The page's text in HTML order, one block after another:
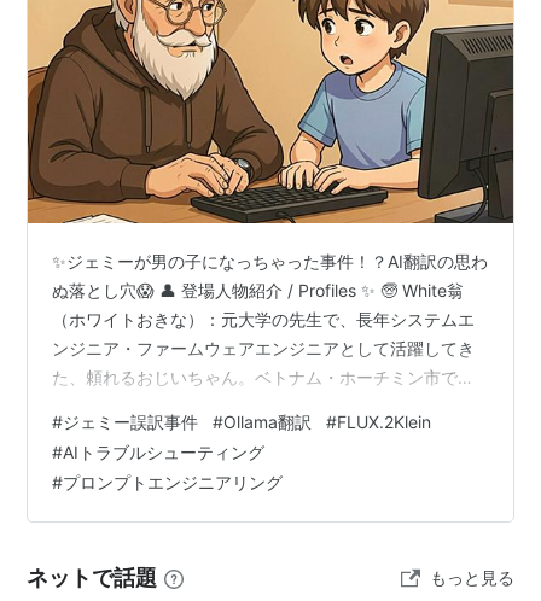
✨ジェミーが男の子になっちゃった事件！？AI翻訳の思わ
ぬ落とし穴😱 👤 登場人物紹介 / Profiles ✨ 🧓 White翁
（ホワイトおきな）：元大学の先生で、長年システムエ
ンジニア・ファームウェアエンジニアとして活躍してき
た、頼れるおじいちゃん。ベトナム・ホーチミン市で約
Okina): A former university teacher (not a professor!)
who spent decades as a systems engineer and
firmware engineer. A reliab…
#ジェミー誤訳事件 #Ollama翻訳 #FLUX.2Klein
#AIトラブルシューティング
#プロンプトエンジニアリング
ネットで話題 もっと見る